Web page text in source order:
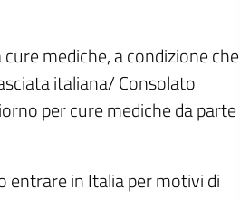
mediche, a condizione che
italiana/ Consolato
per cure mediche da parte
entrare in Italia per motivi di